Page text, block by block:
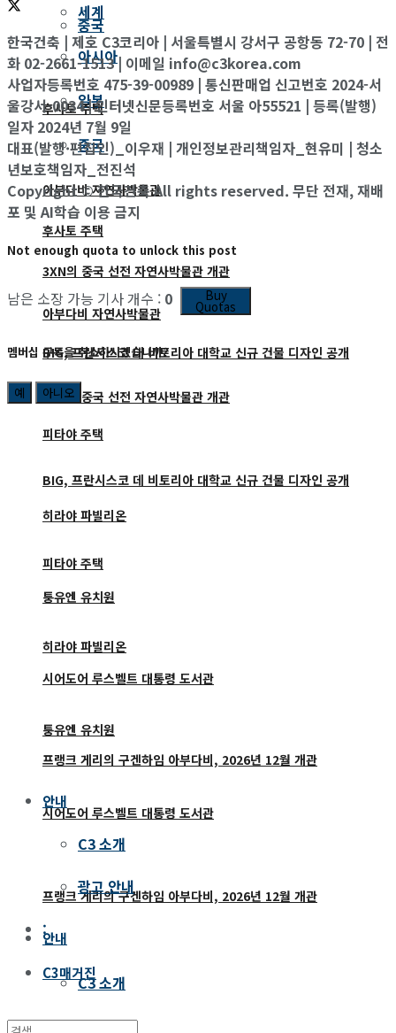
세계
아시아
일본
중국
후사토 주택
아부다비 자연사박물관
3XN의 중국 선전 자연사박물관 개관
BIG, 프란시스코 데 비토리아 대학교 신규 건물 디자인 공개
피타야 주택
히라야 파빌리온
퉁유엔 유치원
시어도어 루스벨트 대통령 도서관
프랭크 게리의 구겐하임 아부다비, 2026년 12월 개관
안내
C3 소개
광고 안내
중국
후사토 주택
아부다비 자연사박물관
3XN의 중국 선전 자연사박물관 개관
BIG, 프란시스코 데 비토리아 대학교 신규 건물 디자인 공개
피타야 주택
히라야 파빌리온
퉁유엔 유치원
시어도어 루스벨트 대통령 도서관
프랭크 게리의 구겐하임 아부다비, 2026년 12월 개관
안내
C3 소개
광고 안내
:
C3매거진
한국건축 | 제호 C3코리아 | 서울특별시 강서구 공항동 72-70 | 전
화 02-2661-1513 | 이메일 info@c3korea.com
사업자등록번호 475-39-00989 | 통신판매업 신고번호 2024-서
울강서-0034 | 인터넷신문등록번호 서울 아55521 | 등록(발행)
일자 2024년 7월 9일
대표(발행·편집인)_이우재 | 개인정보관리책임자_현유미 | 청소
년보호책임자_전진석
Copyright © 한국건축 All rights reserved. 무단 전재, 재배
포 및 AI학습 이용 금지
Not enough quota to unlock this post
남은 소장 가능 기사 개수 : 0 Buy
Quotas
멤버십 구독을 취소하시겠습니까?
예 아니오